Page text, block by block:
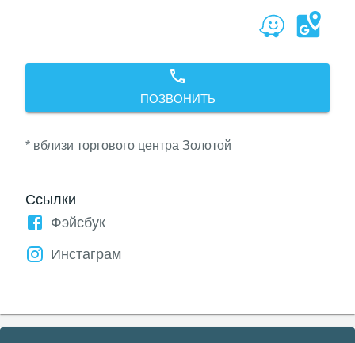
ПОЗВОНИТЬ
* вблизи торгового центра Золотой
Ссылки
Фэйсбук
Инстаграм